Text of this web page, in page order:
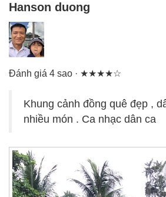
Hanson duong
Đánh giá 4 sao · ★★★★☆
Khung cảnh đồng quê đẹp ,
nhiều món . Ca nhạc dân ca